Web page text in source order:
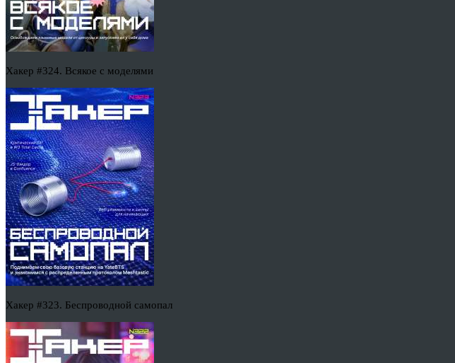
Хакер #324. Всякое с моделями
Хакер #323. Беспроводной самопал